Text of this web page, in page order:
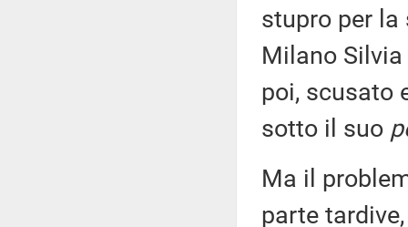
stupro per
Milano
poi, scusato
sotto il suo
Ma il
parte